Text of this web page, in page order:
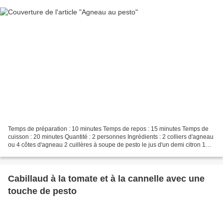
Temps de préparation : 10 minutes Temps de repos : 15 minutes Temps de
cuisson : 20 minutes Quantité : 2 personnes Ingrédients : 2 colliers d'agneau
ou 4 côtes d'agneau 2 cuillères à soupe de pesto le jus d'un demi citron 1
Cabillaud à la tomate et à la cannelle avec une
touche de pesto